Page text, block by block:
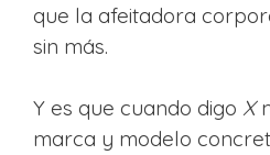
que la afeitadora
sin más.
Y es que cuando digo X
marca y modelo